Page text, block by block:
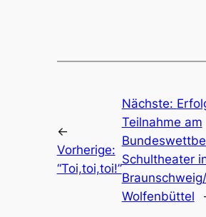
←
Vorherige:
“Toi,toi,toi!”
Nächste:
Teilnahme am
Schultheater
Braunschweig/
Wolfenbüttel